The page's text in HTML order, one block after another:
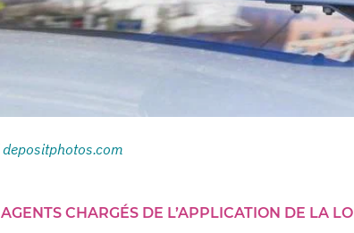
depositphotos.com
CHARGÉS DE L’APPLICATION DE LA LOI